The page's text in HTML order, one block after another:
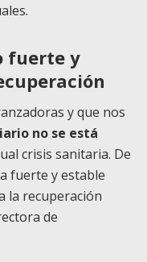
fuerte y
y que nos
no se está
crisis sanitaria. De
fuerte y estable
la recuperación
de